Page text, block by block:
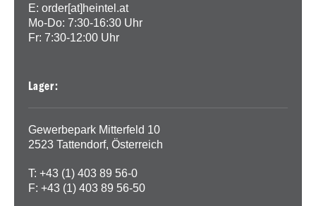
E: order[at]heintel.at
Mo-Do: 7:30-16:30 Uhr
Fr: 7:30-12:00 Uhr
Lager:
Gewerbepark Mitterfeld 10
2523 Tattendorf, Österreich
T: +43 (1) 403 89 56-0
F: +43 (1) 403 89 56-50